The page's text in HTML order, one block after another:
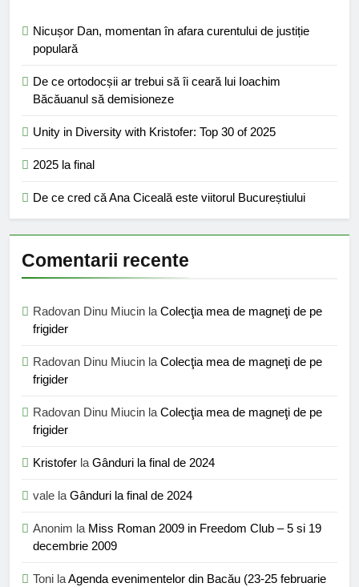
Nicușor Dan, momentan în afara curentului de justiție
populară
De ce ortodocșii ar trebui să îi ceară lui Ioachim
Băcăuanul să demisioneze
Unity in Diversity with Kristofer: Top 30 of 2025
2025 la final
De ce cred că Ana Ciceală este viitorul Bucureștiului
Comentarii recente
Radovan Dinu Miucin laColecţia mea de magneţi de pe
frigider
Radovan Dinu Miucin laColecţia mea de magneţi de pe
frigider
Radovan Dinu Miucin laColecţia mea de magneţi de pe
frigider
Kristofer laGânduri la final de 2024
vale laGânduri la final de 2024
Anonim la Miss Roman 2009 in Freedom Club – 5 si 19
decembrie 2009
Toni laAgenda evenimentelor din Bacău (23-25 februarie